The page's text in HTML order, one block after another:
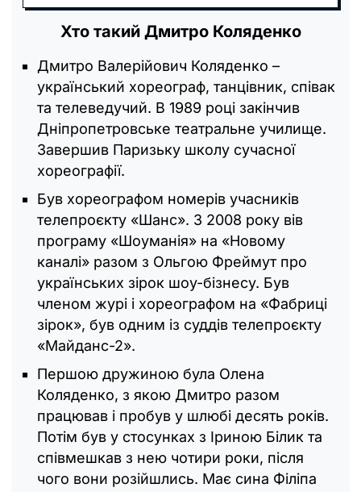
Хто такий Дмитро Коляденко
Дмитро Валерійович Коляденко –
український хореограф, танцівник, співак
та телеведучий. В 1989 році закінчив
Дніпропетровське театральне училище.
Завершив Паризьку школу сучасної
хореографії.
Був хореографом номерів учасників
телепроєкту «Шанс». З 2008 року вів
програму «Шоуманія» на «Новому
каналі» разом з Ольгою Фреймут про
українських зірок шоу-бізнесу. Був
членом журі і хореографом на «Фабриці
зірок‎», був одним із суддів телепроєкту
«Майданс-2‎».
Першою дружиною була Олена
Коляденко, з якою Дмитро разом
працював і пробув у шлюбі десять років.
Потім був у стосунках з Іриною Білик та
співмешкав з нею чотири роки, після
чого вони розійшлись. Має сина Філіпа